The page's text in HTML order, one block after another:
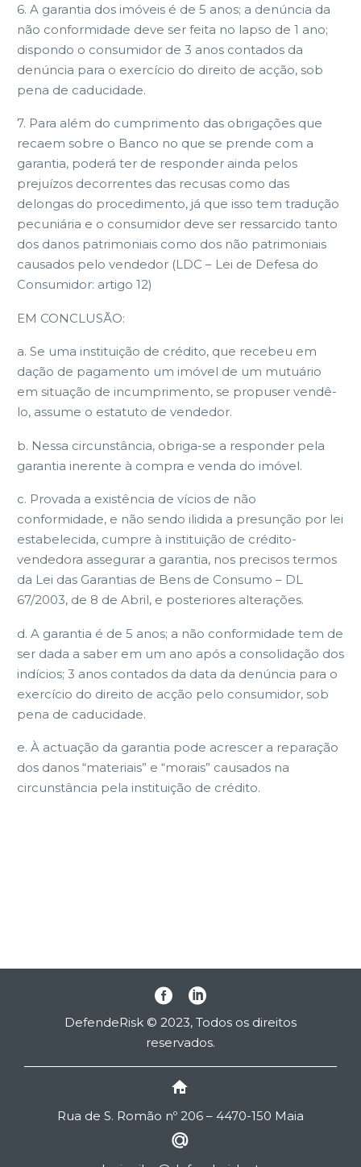
6. A garantia dos imóveis é de 5 anos; a denúncia da
não conformidade deve ser feita no lapso de 1 ano;
dispondo o consumidor de 3 anos contados da
denúncia para o exercício do direito de acção, sob
pena de caducidade.
7. Para além do cumprimento das obrigações que
recaem sobre o Banco no que se prende com a
garantia, poderá ter de responder ainda pelos
prejuízos decorrentes das recusas como das
delongas do procedimento, já que isso tem tradução
pecuniária e o consumidor deve ser ressarcido tanto
dos danos patrimoniais como dos não patrimoniais
causados pelo vendedor (LDC – Lei de Defesa do
Consumidor: artigo 12)
EM CONCLUSÃO:
a. Se uma instituição de crédito, que recebeu em
dação de pagamento um imóvel de um mutuário
em situação de incumprimento, se propuser vendê-
lo, assume o estatuto de vendedor.
b. Nessa circunstância, obriga-se a responder pela
garantia inerente à compra e venda do imóvel.
c. Provada a existência de vícios de não
conformidade, e não sendo ilidida a presunção por lei
estabelecida, cumpre à instituição de crédito-
vendedora assegurar a garantia, nos precisos termos
da Lei das Garantias de Bens de Consumo – DL
67/2003, de 8 de Abril, e posteriores alterações.
d. A garantia é de 5 anos; a não conformidade tem de
ser dada a saber em um ano após a consolidação dos
indícios; 3 anos contados da data da denúncia para o
exercício do direito de acção pelo consumidor, sob
pena de caducidade.
e. À actuação da garantia pode acrescer a reparação
dos danos “materiais” e “morais” causados na
circunstância pela instituição de crédito.
DefendeRisk © 2023, Todos os direitos
reservados.


Rua de S. Romão nº 206 – 4470-150 Maia

